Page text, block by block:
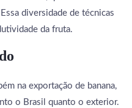
diversidade de técnicas
da fruta.
na exportação de banana,
o Brasil quanto o exterior.